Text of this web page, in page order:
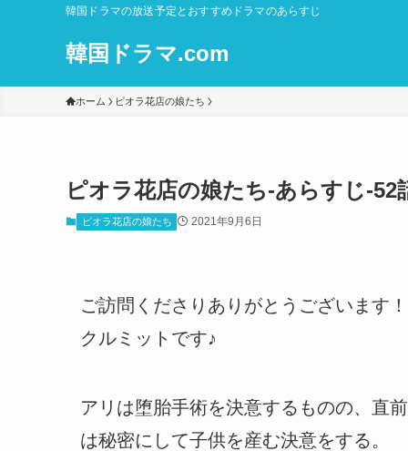
韓国ドラマの放送予定とおすすめドラマのあらすじ
韓国ドラマ.com
ホーム ピオラ花店の娘たち
ピオラ花店の娘たち-あらすじ-
ピオラ花店の娘たち 2021年9月6日
ご訪問くださりありがとうございます！
クルミットです♪
アリは堕胎手術を決意するものの、直
は秘密にして子供を産む決意をする。